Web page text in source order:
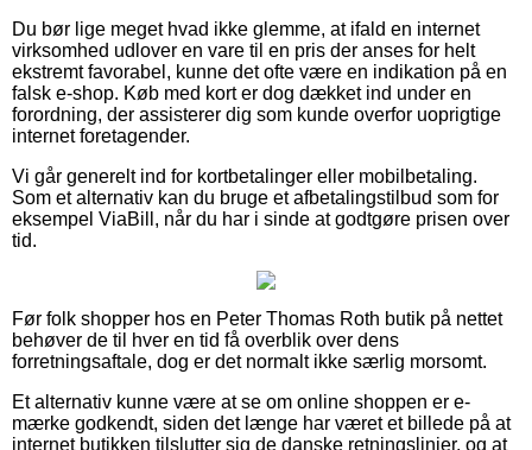
Du bør lige meget hvad ikke glemme, at ifald en internet
virksomhed udlover en vare til en pris der anses for helt
ekstremt favorabel, kunne det ofte være en indikation på en
falsk e-shop. Køb med kort er dog dækket ind under en
forordning, der assisterer dig som kunde overfor uoprigtige
internet foretagender.
Vi går generelt ind for kortbetalinger eller mobilbetaling.
Som et alternativ kan du bruge et afbetalingstilbud som for
eksempel ViaBill, når du har i sinde at godtgøre prisen over
tid.
Før folk shopper hos en Peter Thomas Roth butik på nettet
behøver de til hver en tid få overblik over dens
forretningsaftale, dog er det normalt ikke særlig morsomt.
Et alternativ kunne være at se om online shoppen er e-
mærke godkendt, siden det længe har været et billede på at
internet butikken tilslutter sig de danske retningslinjer, og at